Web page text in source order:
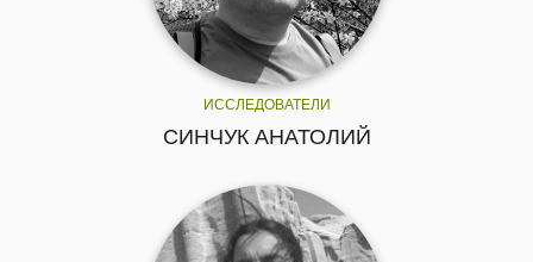
ИССЛЕДОВАТЕЛИ
СИНЧУК АНАТОЛИЙ